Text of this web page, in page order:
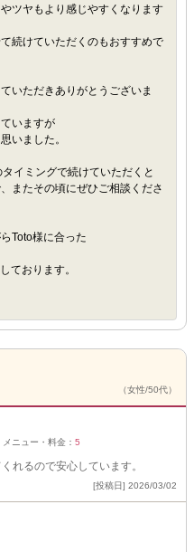
ツヤもより感じやすくなります
続けていただくのもおすすめで
いただきありがとうございま
いますが
いました。
イミングで続けていただくと
またその頃にぜひご相談くださ
Toto様に合った
ております。
（女性/50代）
メニュー・料金： 5
れるので安心しています。
[投稿日] 2026/03/02